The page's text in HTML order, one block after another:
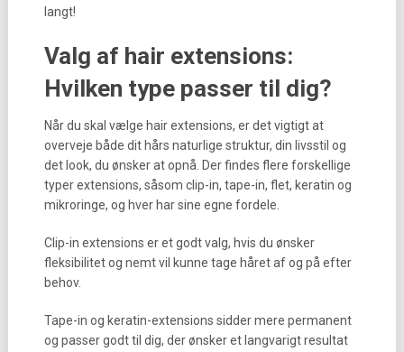
langt!
Valg af hair extensions:
Hvilken type passer til dig?
Når du skal vælge hair extensions, er det vigtigt at
overveje både dit hårs naturlige struktur, din livsstil og
det look, du ønsker at opnå. Der findes flere forskellige
typer extensions, såsom clip-in, tape-in, flet, keratin og
mikroringe, og hver har sine egne fordele.
Clip-in extensions er et godt valg, hvis du ønsker
fleksibilitet og nemt vil kunne tage håret af og på efter
behov.
Tape-in og keratin-extensions sidder mere permanent
og passer godt til dig, der ønsker et langvarigt resultat